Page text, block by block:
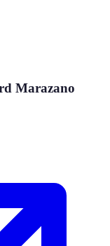
Marazano